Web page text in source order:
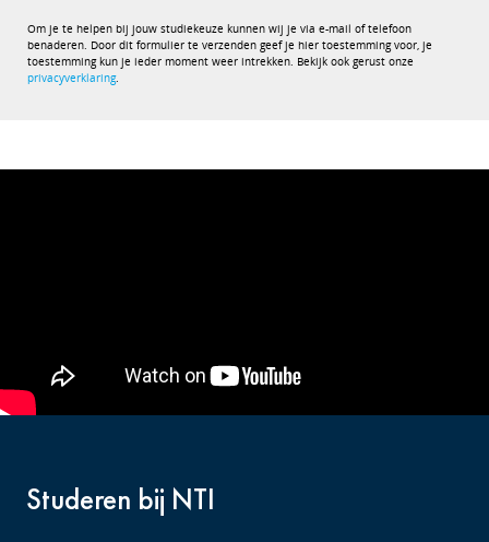
Om je te helpen bij jouw studiekeuze kunnen wij je via e-mail of telefoon
benaderen. Door dit formulier te verzenden geef je hier toestemming voor, je
toestemming kun je ieder moment weer intrekken. Bekijk ook gerust onze
privacyverklaring.
Studeren bij NTI